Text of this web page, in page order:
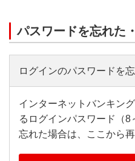
パスワードを忘れた
ログインのパスワードを
インターネットバンキン
るログインパスワード（
忘れた場合は、ここから再